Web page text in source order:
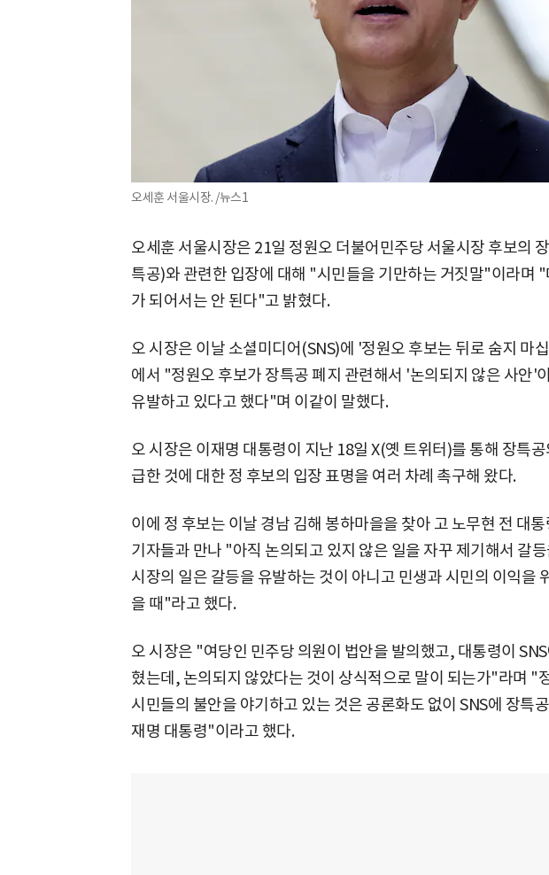
오세훈 서울시장. /뉴스1
오세훈 서울시장은 21일 정원오 더불어민주당 서울시장 후보의
특공)와 관련한 입장에 대해 "시민들을 기만하는 거짓말"이라며
가 되어서는 안 된다"고 밝혔다.
오 시장은 이날 소셜미디어(SNS)에 '정원오 후보는 뒤로 숨지 마
에서 "정원오 후보가 장특공 폐지 관련해서 '논의되지 않은 사안'
유발하고 있다고 했다"며 이같이 말했다.
오 시장은 이재명 대통령이 지난 18일 X(옛 트위터)를 통해 장특
급한 것에 대한 정 후보의 입장 표명을 여러 차례 촉구해 왔다.
이에 정 후보는 이날 경남 김해 봉하마을을 찾아 고 노무현 전 대
기자들과 만나 "아직 논의되고 있지 않은 일을 자꾸 제기해서 갈
시장의 일은 갈등을 유발하는 것이 아니고 민생과 시민의 이익을
을 때"라고 했다.
오 시장은 "여당인 민주당 의원이 법안을 발의했고, 대통령이
혔는데, 논의되지 않았다는 것이 상식적으로 말이 되는가"라며 "
시민들의 불안을 야기하고 있는 것은 공론화도 없이 SNS에 장특
재명 대통령"이라고 했다.